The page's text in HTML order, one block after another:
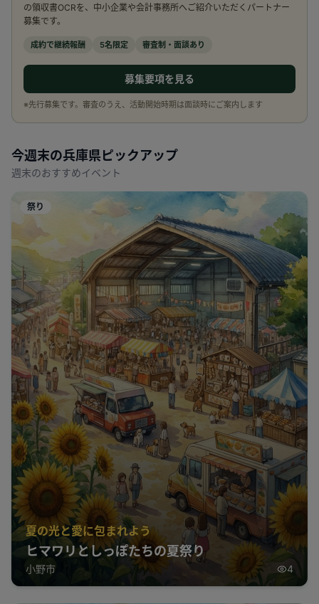
の領収書OCRを、中小企業や会計事務所へご紹介いただくパートナー
募集です。
成約で継続報酬 5名限定 審査制・面談あり
募集要項を見る
※先行募集です。審査のうえ、活動開始時期は面談時にご案内します
今週末の兵庫県 ピックアップ
週末のおすすめイベント
祭り
夏の光と愛に包まれよう
ヒマワリとしっぽたちの夏祭り
小野市 4